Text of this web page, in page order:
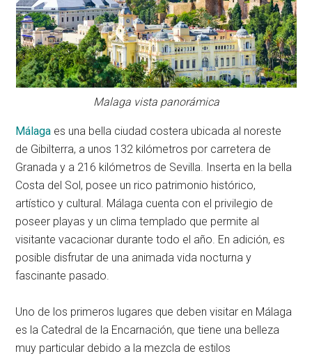
Malaga vista panorámica
Málaga es una bella ciudad costera ubicada al noreste
de Gibilterra, a unos 132 kilómetros por carretera de
Granada y a 216 kilómetros de Sevilla. Inserta en la bella
Costa del Sol, posee un rico patrimonio histórico,
artístico y cultural. Málaga cuenta con el privilegio de
poseer playas y un clima templado que permite al
visitante vacacionar durante todo el año. En adición, es
posible disfrutar de una animada vida nocturna y
fascinante pasado.
Uno de los primeros lugares que deben visitar en Málaga
es la Catedral de la Encarnación, que tiene una belleza
muy particular debido a la mezcla de estilos